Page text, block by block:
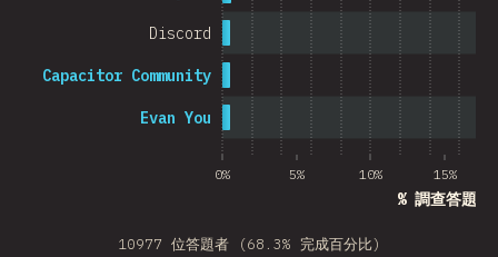
0% 5% 10% 15%
% 調查答題者
Evan You
Capacitor Community
Discord
10977 位答題者 (68.3% 完成百分比)